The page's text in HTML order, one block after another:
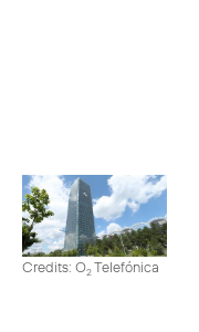
Credits: O2Telefónica